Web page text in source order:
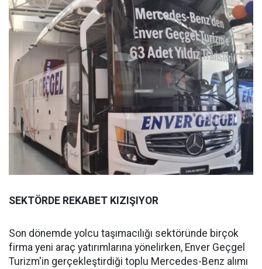
SEKTÖRDE REKABET KIZIŞIYOR
Son dönemde yolcu taşımacılığı sektöründe birçok
firma yeni araç yatırımlarına yönelirken, Enver Geçgel
Turizm'in gerçekleştirdiği toplu Mercedes-Benz alımı